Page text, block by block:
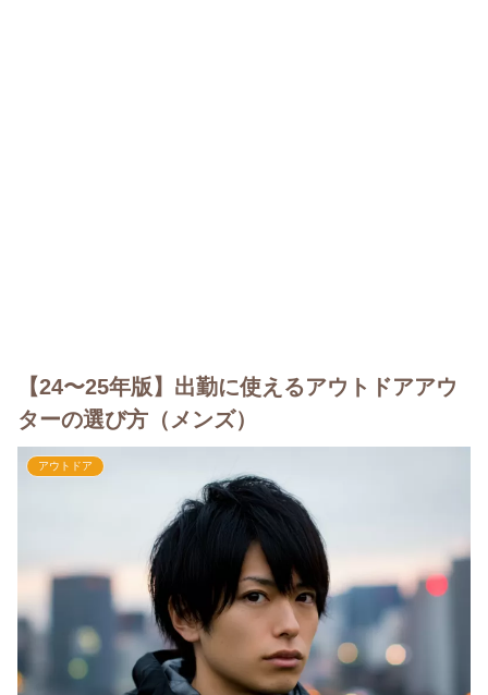
【24〜25年版】出勤に使えるアウトドアアウ
ターの選び方（メンズ）
アウトドア